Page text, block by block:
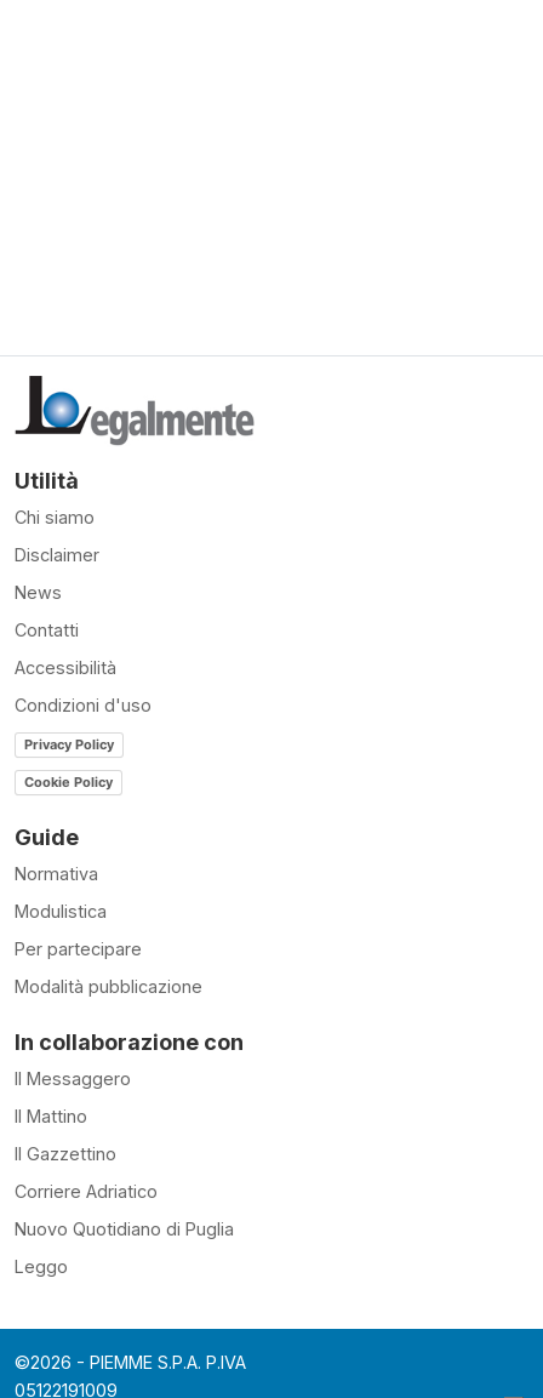
Utilità
Chi siamo
Disclaimer
News
Contatti
Accessibilità
Condizioni d'uso
Privacy Policy
Cookie Policy
Guide
Normativa
Modulistica
Per partecipare
Modalità pubblicazione
In collaborazione con
Il Messaggero
Il Mattino
Il Gazzettino
Corriere Adriatico
Nuovo Quotidiano di Puglia
Leggo
©2026 - PIEMME S.P.A. P.IVA
05122191009